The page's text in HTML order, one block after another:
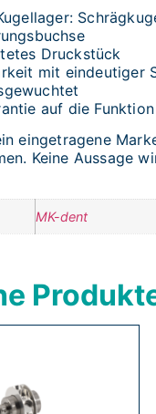
Druckstück
mit eindeutiger
auf die
eingetragene
Keine Aussage
MK-dent